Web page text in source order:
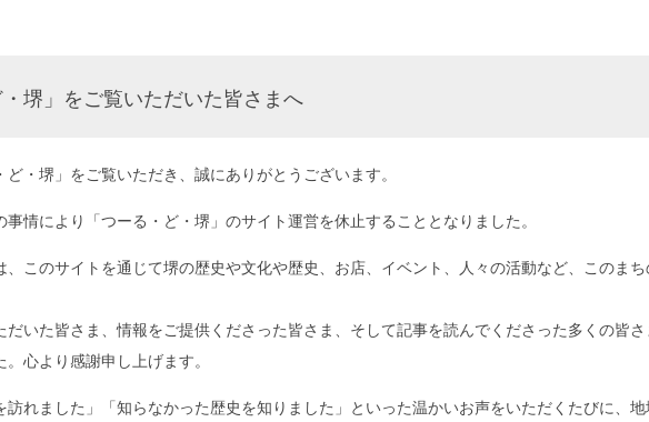
・堺」をご覧いただいた皆さまへ
ど・堺」をご覧いただき、誠にありがとうございます。
事情により「つーる・ど・堺」のサイト運営を休止することとなりました。
、このサイトを通じて堺の歴史や文化や歴史、お店、イベント、人々の活動など、このま
だいた皆さま、情報をご提供くださった皆さま、そして記事を読んでくださった多くの皆
。心より感謝申し上げます。
訪れました」「知らなかった歴史を知りました」といった温かいお声をいただくたびに、